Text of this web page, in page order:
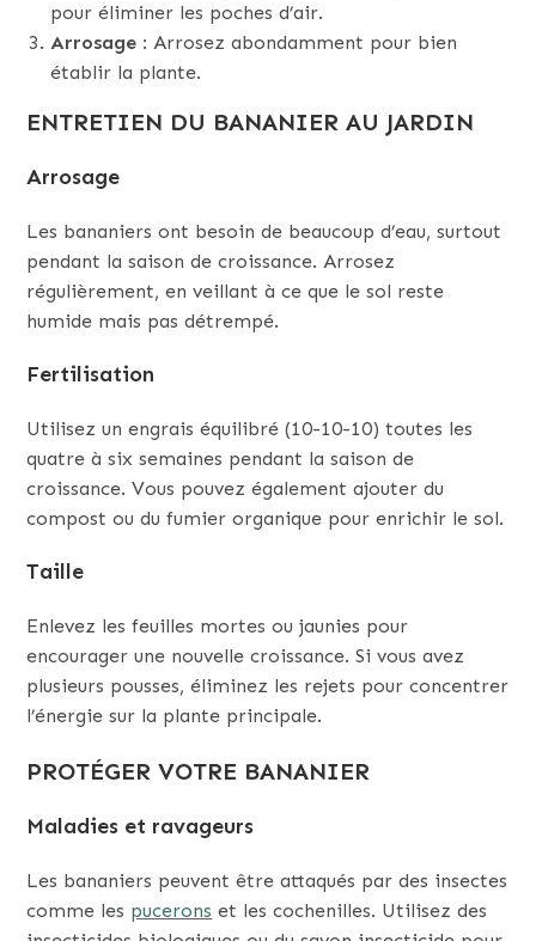
pour éliminer les poches d’air.
Arrosage : Arrosez abondamment pour bien
établir la plante.
ENTRETIEN DU BANANIER AU JARDIN
Arrosage
Les bananiers ont besoin de beaucoup d’eau, surtout
pendant la saison de croissance. Arrosez
régulièrement, en veillant à ce que le sol reste
humide mais pas détrempé.
Fertilisation
Utilisez un engrais équilibré (10-10-10) toutes les
quatre à six semaines pendant la saison de
croissance. Vous pouvez également ajouter du
compost ou du fumier organique pour enrichir le sol.
Taille
Enlevez les feuilles mortes ou jaunies pour
encourager une nouvelle croissance. Si vous avez
plusieurs pousses, éliminez les rejets pour concentrer
l’énergie sur la plante principale.
PROTÉGER VOTRE BANANIER
Maladies et ravageurs
Les bananiers peuvent être attaqués par des insectes
comme les pucerons et les cochenilles. Utilisez des